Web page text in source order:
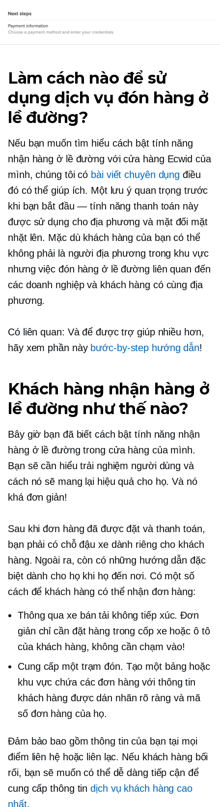
Làm cách nào để sử
dụng dịch vụ đón hàng ở
lề đường?
Nếu bạn muốn tìm hiểu cách bật tính năng
nhận hàng ở lề đường với cửa hàng Ecwid của
mình, chúng tôi có bài viết chuyên dụng điều
đó có thể giúp ích. Một lưu ý quan trọng trước
khi bạn bắt đầu — tính năng thanh toán này
được sử dụng cho địa phương và mặt đối mặt
nhặt lên. Mặc dù khách hàng của bạn có thể
không phải là người địa phương trong khu vực
nhưng việc đón hàng ở lề đường liên quan đến
các doanh nghiệp và khách hàng có cùng địa
phương.
Có liên quan: Và để được trợ giúp nhiều hơn,
hãy xem phần này bước-by-step hướng dẫn!
Khách hàng nhận hàng ở
lề đường như thế nào?
Bây giờ bạn đã biết cách bật tính năng nhận
hàng ở lề đường trong cửa hàng của mình.
Bạn sẽ cần hiểu trải nghiệm người dùng và
cách nó sẽ mang lại hiệu quả cho họ. Và nó
khá đơn giản!
Sau khi đơn hàng đã được đặt và thanh toán,
bạn phải có chỗ đậu xe dành riêng cho khách
hàng. Ngoài ra, còn có những hướng dẫn đặc
biệt dành cho họ khi họ đến nơi. Có một số
cách để khách hàng có thể nhận đơn hàng:
Thông qua xe bán tải không tiếp xúc. Đơn
giản chỉ cần đặt hàng trong cốp xe hoặc ô tô
của khách hàng, không cần chạm vào!
Cung cấp một trạm đón. Tạo một bảng hoặc
khu vực chứa các đơn hàng với thông tin
khách hàng được dán nhãn rõ ràng và mã
số đơn hàng của họ.
Đảm bảo bao gồm thông tin của bạn tại mọi
điểm liên hệ hoặc liên lạc. Nếu khách hàng bối
rối, bạn sẽ muốn có thể dễ dàng tiếp cận để
cung cấp thông tindịch vụ khách hàng cao
nhất.